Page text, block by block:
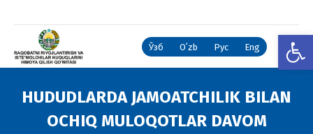
Ўзб Oʻzb Рус Eng
HUDUDLARDA JAMOATCHILIK BILAN
OCHIQ MULOQOTLAR DAVOM